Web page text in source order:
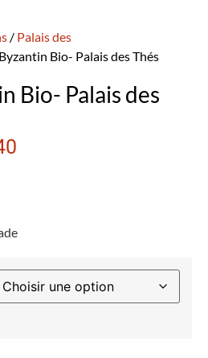
/ Palais des
Bio- Palais des Thés
Bio- Palais des